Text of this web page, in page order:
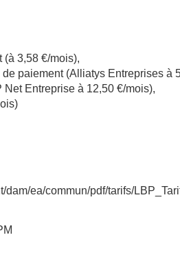
3,58 €/mois),
paiement (Alliatys Entreprises à
Entreprise à 12,50 €/mois),
dam/ea/commun/pdf/tarifs/